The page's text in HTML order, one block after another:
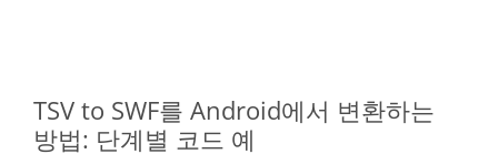
TSV to SWF를 Android에서 변환하는
방법: 단계별 코드 예